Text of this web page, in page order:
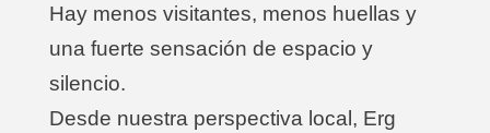
Hay menos visitantes, menos huellas y
una fuerte sensación de espacio y
silencio.
Desde nuestra perspectiva local, Erg